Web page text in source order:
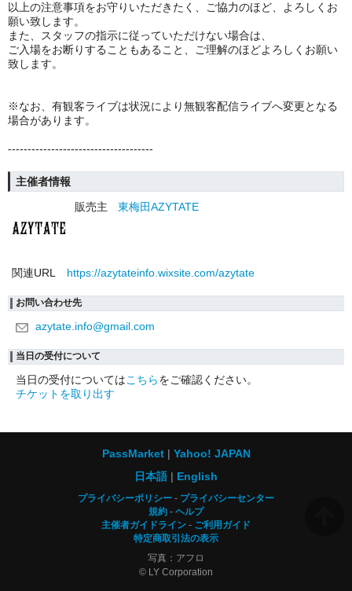
以上の注意事項をお守りいただきたく、ご協力のほど、よろしくお
願い致します。
また、スタッフの指示に従っていただけない場合は、
ご入場をお断りすることもあること、ご理解のほどよろしくお願い
致します。
※なお、有観客ライブは状況により無観客配信ライブへ変更となる
場合があります。
-------------------------------------
主催者情報
販売主
東梅田AZYTATE
関連URL https://azytateinfo.wixsite.com/azytate
お問い合わせ先
azytate.info@gmail.com
当日の受付について
当日の受付についてはこちらをご確認ください。
チケットを取り出す
PassMarket
Yahoo! JAPAN
日本語
English
プライバシーポリシー
プライバシーセンター
規約
ヘルプ
主催者ガイドライン
ご利用ガイド
特定商取引法の表示
写真：アフロ
© LY Corporation